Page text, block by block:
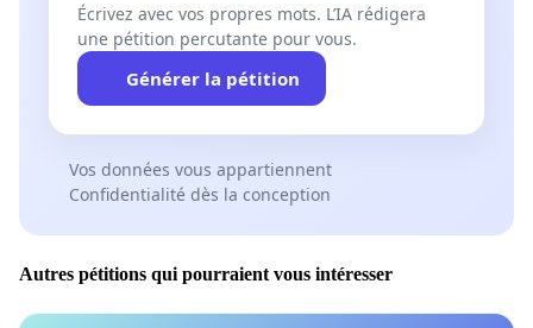
Écrivez avec vos propres mots. L’IA rédigera
une pétition percutante pour vous.
Générer la pétition
Vos données vous appartiennent
Confidentialité dès la conception
Autres pétitions qui pourraient vous intéresser